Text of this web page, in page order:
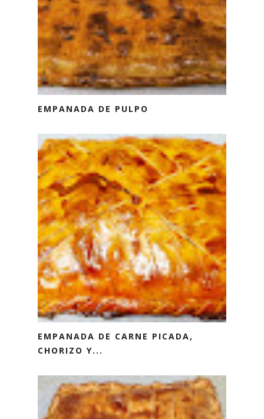
EMPANADA DE PULPO
EMPANADA DE CARNE PICADA,
CHORIZO Y...